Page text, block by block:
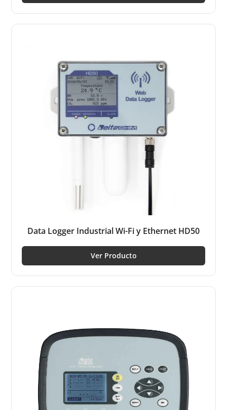
Data Logger Industrial Wi-Fi y Ethernet HD50
Ver Producto